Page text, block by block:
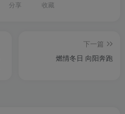
分享 收藏
下一篇
燃情冬日 向阳奔跑